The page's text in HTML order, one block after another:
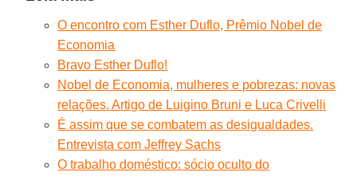
O encontro com Esther Duflo, Prêmio Nobel de
Economia
Bravo Esther Duflo!
Nobel de Economia, mulheres e pobrezas: novas
relações. Artigo de Luigino Bruni e Luca Crivelli
É assim que se combatem as desigualdades.
Entrevista com Jeffrey Sachs
O trabalho doméstico: sócio oculto do